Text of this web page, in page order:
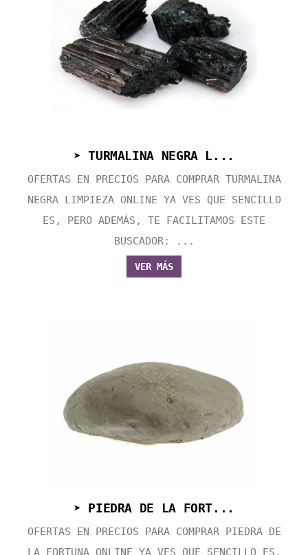
➤ TURMALINA NEGRA L...
OFERTAS EN PRECIOS PARA COMPRAR TURMALINA
NEGRA LIMPIEZA ONLINE YA VES QUE SENCILLO
ES, PERO ADEMÁS, TE FACILITAMOS ESTE
BUSCADOR: ...
VER MÁS
➤ PIEDRA DE LA FORT...
OFERTAS EN PRECIOS PARA COMPRAR PIEDRA DE
LA FORTUNA ONLINE YA VES QUE SENCILLO ES,